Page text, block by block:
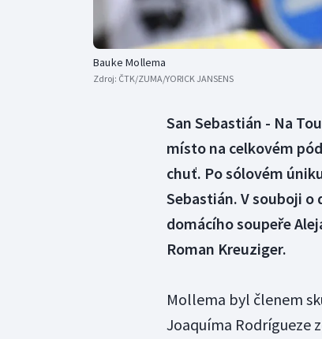
Bauke Mollema
Zdroj: ČTK/ZUMA/YORICK JANSENS
San Sebastián - Na
místo na celkovém
chuť. Po sólovém
Sebastián. V souboji
domácího soupeře
Roman Kreuziger.
Mollema byl členem
Joaquíma Rodrígueze